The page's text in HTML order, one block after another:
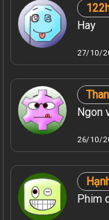
Hay
27/10/
Ngon
26/10/
Phim